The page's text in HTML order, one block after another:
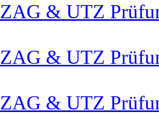
ZAG & UTZ
ZAG & UTZ
ZAG & UTZ